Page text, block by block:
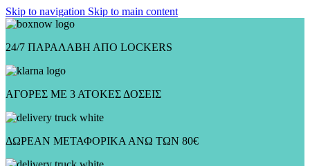
Skip to navigation Skip to main content
24/7 ΠΑΡΑΛΑΒΗ ΑΠΟ LOCKERS
ΑΓΟΡΕΣ ΜΕ 3 ΑΤΟΚΕΣ ΔΟΣΕΙΣ
ΔΩΡΕΑΝ ΜΕΤΑΦΟΡΙΚΑ ΑΝΩ ΤΩΝ 80€